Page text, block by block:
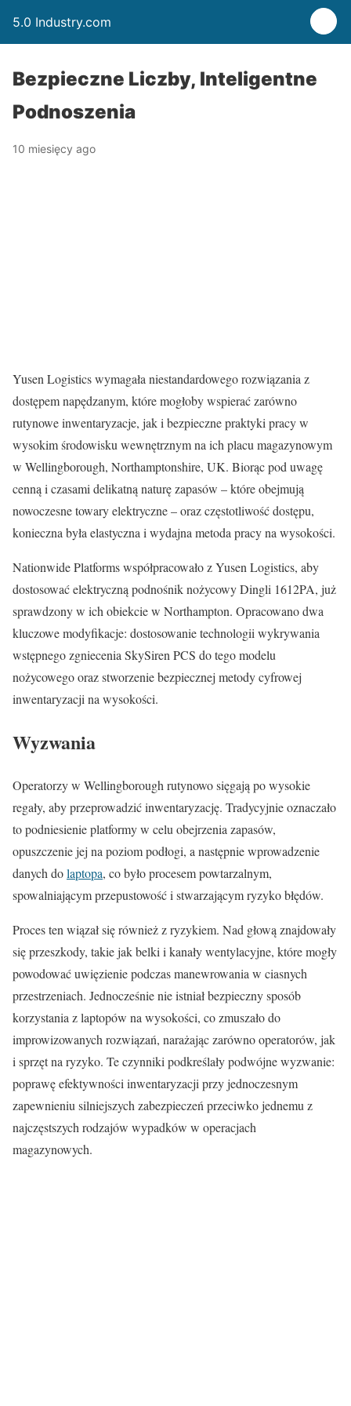
5.0 Industry.com
Bezpieczne Liczby, Inteligentne
Podnoszenia
10 miesięcy ago
Yusen Logistics wymagała niestandardowego rozwiązania z
dostępem napędzanym, które mogłoby wspierać zarówno
rutynowe inwentaryzacje, jak i bezpieczne praktyki pracy w
wysokim środowisku wewnętrznym na ich placu magazynowym
w Wellingborough, Northamptonshire, UK. Biorąc pod uwagę
cenną i czasami delikatną naturę zapasów – które obejmują
nowoczesne towary elektryczne – oraz częstotliwość dostępu,
konieczna była elastyczna i wydajna metoda pracy na wysokości.
Nationwide Platforms współpracowało z Yusen Logistics, aby
dostosować elektryczną podnośnik nożycowy Dingli 1612PA, już
sprawdzony w ich obiekcie w Northampton. Opracowano dwa
kluczowe modyfikacje: dostosowanie technologii wykrywania
wstępnego zgniecenia SkySiren PCS do tego modelu
nożycowego oraz stworzenie bezpiecznej metody cyfrowej
inwentaryzacji na wysokości.
Wyzwania
Operatorzy w Wellingborough rutynowo sięgają po wysokie
regały, aby przeprowadzić inwentaryzację. Tradycyjnie oznaczało
to podniesienie platformy w celu obejrzenia zapasów,
opuszczenie jej na poziom podłogi, a następnie wprowadzenie
danych dolaptopa, co było procesem powtarzalnym,
spowalniającym przepustowość i stwarzającym ryzyko błędów.
Proces ten wiązał się również z ryzykiem. Nad głową znajdowały
się przeszkody, takie jak belki i kanały wentylacyjne, które mogły
powodować uwięzienie podczas manewrowania w ciasnych
przestrzeniach. Jednocześnie nie istniał bezpieczny sposób
korzystania z laptopów na wysokości, co zmuszało do
improwizowanych rozwiązań, narażając zarówno operatorów, jak
i sprzęt na ryzyko. Te czynniki podkreślały podwójne wyzwanie:
poprawę efektywności inwentaryzacji przy jednoczesnym
zapewnieniu silniejszych zabezpieczeń przeciwko jednemu z
najczęstszych rodzajów wypadków w operacjach
magazynowych.